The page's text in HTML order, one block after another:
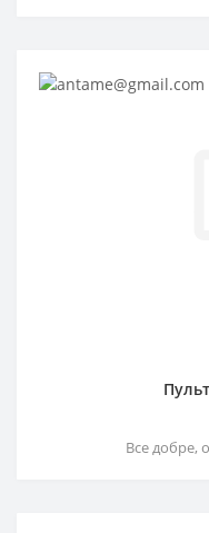
Все добре,